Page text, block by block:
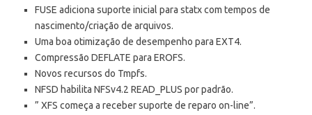
FUSE adiciona suporte inicial para statx com tempos de
nascimento/criação de arquivos.
Uma boa otimização de desempenho para EXT4.
Compressão DEFLATE para EROFS.
Novos recursos do Tmpfs.
NFSD habilita NFSv4.2 READ_PLUS por padrão.
” XFS começa a receber suporte de reparo on-line”.